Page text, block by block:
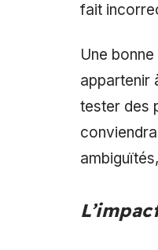
fait
Une
appartenir
tester des